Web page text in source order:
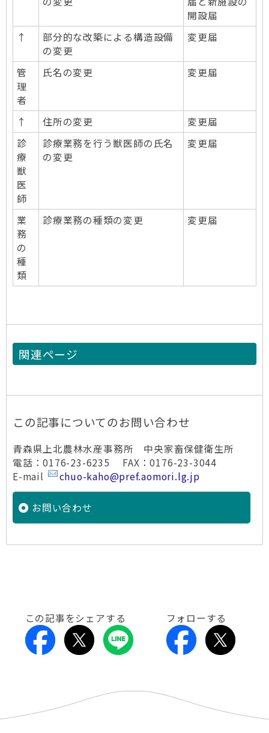
開設届
↑
部分的な改築による構造設備
の変更
変更届
管
理
者
氏名の変更 変更届
↑ 住所の変更
変更届
診
療
獣
医
師
診療業務を行う獣医師の氏名
の変更
変更届
業
務
の
種
類
診療業務の種類の変更 変更届
関連ページ
この記事についてのお問い合わせ
青森県上北農林水産事務所 中央家畜保健衛生所
電話：0176-23-6235 FAX：0176-23-3044
E-mail
chuo-kaho@pref.aomori.lg.jp
お問い合わせ
この記事をシェアする フォローする